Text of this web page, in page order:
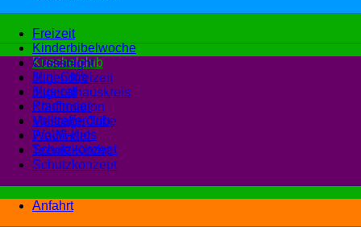
Freizeit
Kinderbibelwoche
Kuschelclub
Mini-Club
Musical
Pfadfinder
Volltrefferclub
WoW!-Kids
Schutzkonzept
Crossnight
Jugendfreizeit
Jugendhauskreis
Konfirmation
Message Tribe
Pfadfinder
Teenie-Kirche
Schutzkonzept
Anfahrt